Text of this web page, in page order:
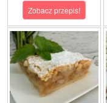
Zobacz przepis!